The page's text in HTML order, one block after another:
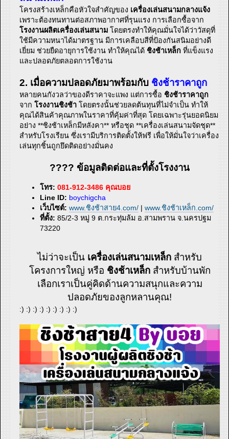
โครงสร้างเหล็กคือหัวใจสำคัญของ เครื่องเล่นสนามกลางแจ้ง
เพราะต้องทนทานต่อสภาพอากาศที่รุนแรง การเลือกซื้อจาก
โรงงานผลิตเครื่องเล่นสนาม โดยตรงทำให้คุณมั่นใจได้ว่าวัสดุที่
ใช้มีความหนาได้มาตรฐาน มีการเคลือบสีที่ป้องกันสนิมอย่างดี
เยี่ยม ช่วยยืดอายุการใช้งาน ทำให้คุณได้ ชิงช้าเหล็ก ที่แข็งแรง
และปลอดภัยตลอดการใช้งาน
2. เมื่อความปลอดภัยมาพร้อมกับ ชิงช้าราคาถูก
หลายคนกังวลว่าของดีราคาจะแพง แต่การซื้อ ชิงช้าราคาถูก
จากโรงงานชิงช้า โดยตรงนั้นช่วยลดต้นทุนที่ไม่จำเป็น ทำให้
คุณได้สินค้าคุณภาพในราคาที่คุ้มค่าที่สุด โดยเฉพาะรุ่นยอดนิยม
อย่าง **ชิงช้าเหล็กมีหลังคา** หรือชุด **เครื่องเล่นสนามจัดชุด**
สำหรับโรงเรียน ซึ่งเรามีบริการติดตั้งให้ฟรี เพื่อให้มั่นใจว่าเครื่อง
เล่นทุกชิ้นถูกยึดติดอย่างมั่นคง
???? ข้อมูลติดต่อและที่ตั้งโรงงาน
โทร: 081-912-3486 คุณบอย
Line ID: boychigcha
เว็บไซต์: www.ชิงช้าสาย4.com/ |www.ชิงช้าเหล็ก.com/
ที่ตั้ง: 85/2-3 หมู่ 9 ต.กระทุ่มล้ม อ.สามพราน จ.นครปฐม
73220
ไม่ว่าจะเป็น เครื่องเล่นสนามเหล็ก สำหรับ
โครงการใหญ่ หรือ ชิงช้าเหล็กสำหรับบ้านพัก
เลือกเราเป็นคู่คิดด้านความสนุกและความ
ปลอดภัยของลูกหลานคุณ!
:) :) :) :) :) :) :) :) :)